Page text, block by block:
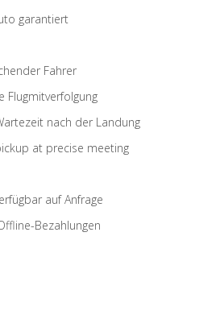
garantiert
Fahrer
Flugmitverfolgung
nach der Landung
at precise meeting
auf Anfrage
Bezahlungen